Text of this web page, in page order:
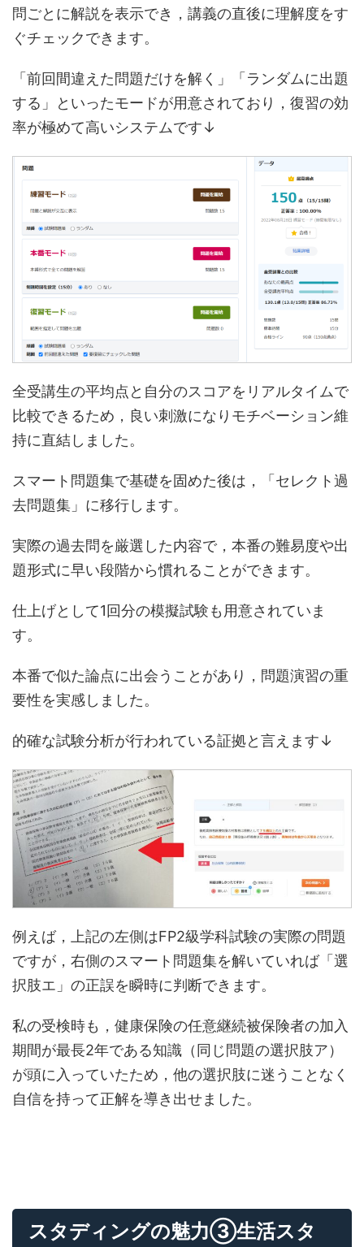
問ごとに解説を表示でき，講義の直後に理解度をす
ぐチェックできます。
「前回間違えた問題だけを解く」「ランダムに出題
する」といったモードが用意されており，復習の効
率が極めて高いシステムです↓
全受講生の平均点と自分のスコアをリアルタイムで
比較できるため，良い刺激になりモチベーション維
持に直結しました。
スマート問題集で基礎を固めた後は，「セレクト過
去問題集」に移行します。
実際の過去問を厳選した内容で，本番の難易度や出
題形式に早い段階から慣れることができます。
仕上げとして1回分の模擬試験も用意されていま
す。
本番で似た論点に出会うことがあり，問題演習の重
要性を実感しました。
的確な試験分析が行われている証拠と言えます↓
例えば，上記の左側はFP2級学科試験の実際の問題
ですが，右側のスマート問題集を解いていれば「選
択肢エ」の正誤を瞬時に判断できます。
私の受検時も，健康保険の任意継続被保険者の加入
期間が最長2年である知識（同じ問題の選択肢ア）
が頭に入っていたため，他の選択肢に迷うことなく
自信を持って正解を導き出せました。
スタディングの魅力③生活スタ